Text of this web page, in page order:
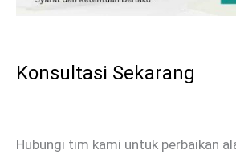
Konsultasi Sekarang
Hubungi tim kami untuk perbaikan